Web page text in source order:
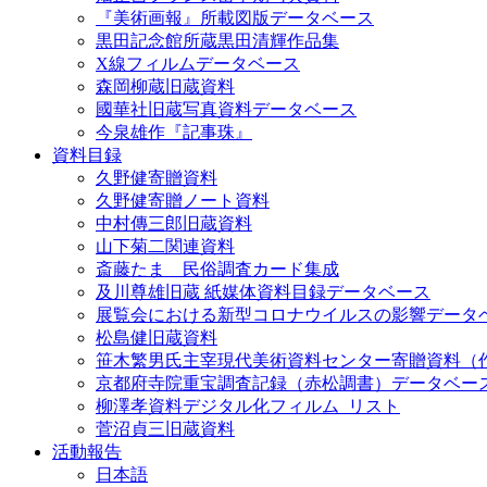
『美術画報』所載図版データベース
黒田記念館所蔵黒田清輝作品集
X線フィルムデータベース
森岡柳蔵旧蔵資料
國華社旧蔵写真資料データベース
今泉雄作『記事珠』
資料目録
久野健寄贈資料
久野健寄贈ノート資料
中村傳三郎旧蔵資料
山下菊二関連資料
斎藤たま 民俗調査カード集成
及川尊雄旧蔵 紙媒体資料目録データベース
展覧会における新型コロナウイルスの影響データ
松島健旧蔵資料
笹木繁男氏主宰現代美術資料センター寄贈資料（
京都府寺院重宝調査記録（赤松調書）データベー
柳澤孝資料デジタル化フィルム_リスト
菅沼貞三旧蔵資料
活動報告
日本語